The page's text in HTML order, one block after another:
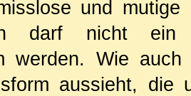
und mutige
darf nicht ein
werden. Wie
aussieht, die